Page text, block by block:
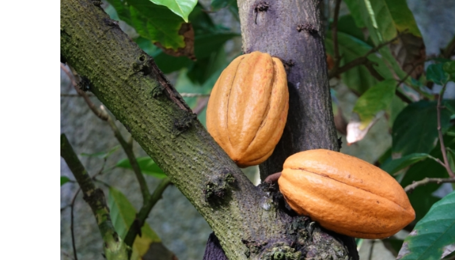
富ヶ谷
本店
Minimal
The
Baking
代々木
上原
Patisserie
Minimal
祖師ヶ谷
大蔵
Minimal
The
Specialty
麻布台ヒ
ルズ
オ
ン
ラ